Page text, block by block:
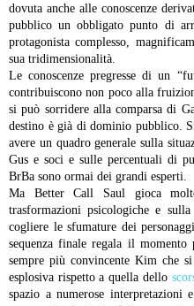
dovuta anche alle conoscenze
pubblico un obbligato punto di
protagonista complesso,
sua tridimensionalità.
Le conoscenze pregresse di un
contribuiscono non poco alla
si può sorridere alla comparsa di
destino è già di dominio pubblico.
avere un quadro generale sulla
Gus e soci e sulle percentuali di
BrBa sono ormai dei grandi esperti.
Ma Better Call Saul gioca
trasformazioni psicologiche e
cogliere le sfumature dei
sequenza finale regala il
sempre più convincente Kim che
esplosiva rispetto a quella dello
spazio a numerose